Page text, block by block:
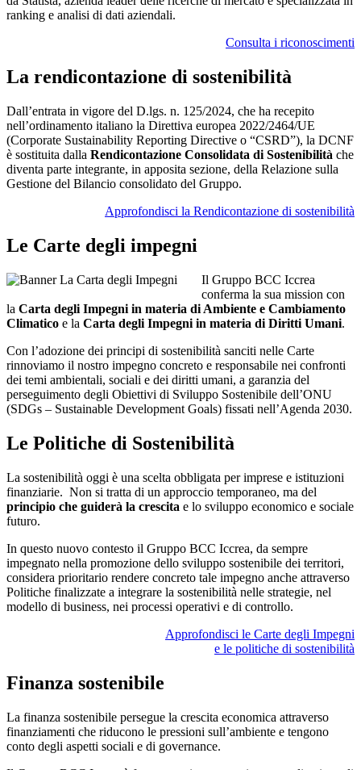
ranking e analisi di dati aziendali.
Consulta i riconoscimenti
La rendicontazione di sostenibilità
Dall’entrata in vigore del D.lgs. n. 125/2024, che ha recepito
nell’ordinamento italiano la Direttiva europea 2022/2464/UE
(Corporate Sustainability Reporting Directive o “CSRD”), la DCNF
è sostituita dalla Rendicontazione Consolidata di Sostenibilità che
diventa parte integrante, in apposita sezione, della Relazione sulla
Gestione del Bilancio consolidato del Gruppo.
Approfondisci la Rendicontazione di sostenibilità
Le Carte degli impegni
Il Gruppo BCC Iccrea
conferma la sua mission con
la Carta degli Impegni in materia di Ambiente e Cambiamento
Climatico e la Carta degli Impegni in materia di Diritti Umani.
Con l’adozione dei principi di sostenibilità sanciti nelle Carte
rinnoviamo il nostro impegno concreto e responsabile nei confronti
dei temi ambientali, sociali e dei diritti umani, a garanzia del
perseguimento degli Obiettivi di Sviluppo Sostenibile dell’ONU
(SDGs – Sustainable Development Goals) fissati nell’Agenda 2030.
Le Politiche di Sostenibilità
La sostenibilità oggi è una scelta obbligata per imprese e istituzioni
finanziarie. Non si tratta di un approccio temporaneo, ma del
principio che guiderà la crescita e lo sviluppo economico e sociale
futuro.
In questo nuovo contesto il Gruppo BCC Iccrea, da sempre
impegnato nella promozione dello sviluppo sostenibile dei territori,
considera prioritario rendere concreto tale impegno anche attraverso
Politiche finalizzate a integrare la sostenibilità nelle strategie, nel
modello di business, nei processi operativi e di controllo.
Approfondisci le Carte degli Impegni
e le politiche di sostenibilità
Finanza sostenibile
La finanza sostenibile persegue la crescita economica attraverso
finanziamenti che riducono le pressioni sull’ambiente e tengono
conto degli aspetti sociali e di governance.